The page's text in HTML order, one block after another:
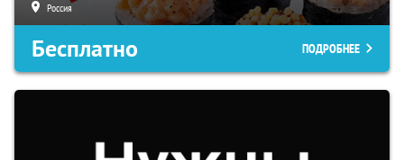
Россия
Бесплатно ПОДРОБНЕЕ